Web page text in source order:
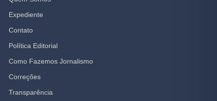
Expediente
Contato
Política Editorial
Como Fazemos Jornalismo
Correções
Transparência